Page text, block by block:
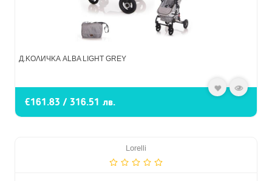
Д.КОЛИЧКА ALBA LIGHT GREY
€161.83 / 316.51 лв.
Lorelli